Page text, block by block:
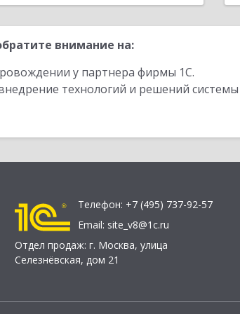
внимание на:
у партнера фирмы 1С.
технологий и решений
Телефон: +7 (495) 737-92-57
Email: site_v8@1c.ru
Отдел продаж: г. Москва, улица
Селезнёвская, дом 21